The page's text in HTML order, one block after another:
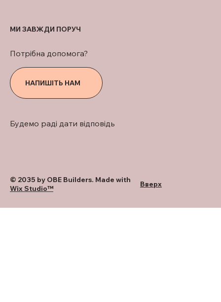
Будемо раді дати відповідь
НАПИШІТЬ НАМ
Потрібна допомога?
МИ ЗАВЖДИ ПОРУЧ
© 2035 by OBE Builders. Made with
Wix Studio™
Вверх